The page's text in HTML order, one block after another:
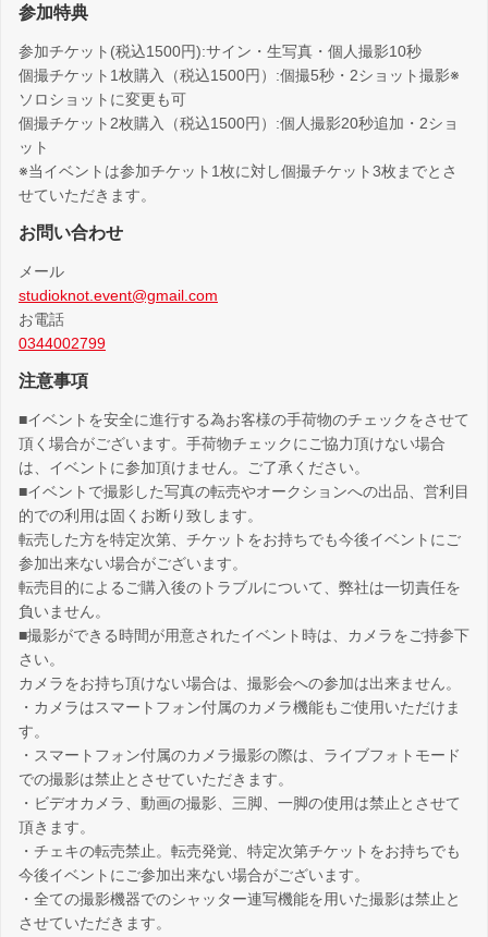
参加特典
参加チケット(税込1500円):サイン・生写真・個人撮影10秒
個撮チケット1枚購入（税込1500円）:個撮5秒・2ショット撮影※
ソロショットに変更も可
個撮チケット2枚購入（税込1500円）:個人撮影20秒追加・2ショ
ット
※当イベントは参加チケット1枚に対し個撮チケット3枚までとさ
せていただきます。
お問い合わせ
メール
studioknot.event@gmail.com
お電話
0344002799
注意事項
■イベントを安全に進行する為お客様の手荷物のチェックをさせて
頂く場合がございます。手荷物チェックにご協力頂けない場合
は、イベントに参加頂けません。ご了承ください。
■イベントで撮影した写真の転売やオークションへの出品、営利目
的での利用は固くお断り致します。
転売した方を特定次第、チケットをお持ちでも今後イベントにご
参加出来ない場合がございます。
転売目的によるご購入後のトラブルについて、弊社は一切責任を
負いません。
■撮影ができる時間が用意されたイベント時は、カメラをご持参下
さい。
カメラをお持ち頂けない場合は、撮影会への参加は出来ません。
・カメラはスマートフォン付属のカメラ機能もご使用いただけま
す。
・スマートフォン付属のカメラ撮影の際は、ライブフォトモード
での撮影は禁止とさせていただきます。
・ビデオカメラ、動画の撮影、三脚、一脚の使用は禁止とさせて
頂きます。
・チェキの転売禁止。転売発覚、特定次第チケットをお持ちでも
今後イベントにご参加出来ない場合がございます。
・全ての撮影機器でのシャッター連写機能を用いた撮影は禁止と
させていただきます。